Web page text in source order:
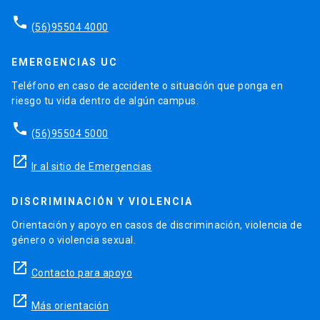
phone (56)95504 4000
EMERGENCIAS UC
Teléfono en caso de accidente o situación que ponga en
riesgo tu vida dentro de algún campus.
phone (56)95504 5000
launch Ir al sitio de Emergencias
DISCRIMINACIÓN Y VIOLENCIA
Orientación y apoyo en casos de discriminación, violencia de
género o violencia sexual.
launch Contacto para apoyo
launch Más orientación